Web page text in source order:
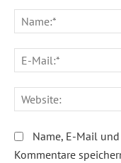
Name, E-Mail
Kommentare